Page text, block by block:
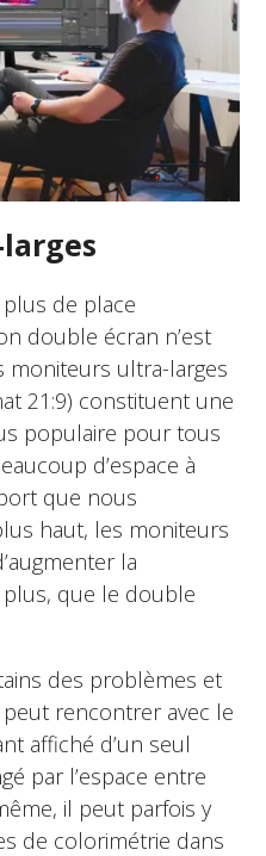
de place
double écran n’est
moniteurs ultra-larges
21:9) constituent une
populaire pour tous
d’espace à
que nous
haut, les moniteurs
la
que le double
des problèmes et
rencontrer avec le
affiché d’un seul
par l’espace entre
il peut parfois y
de colorimétrie dans